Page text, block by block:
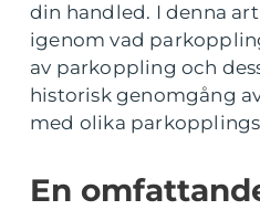
din handled. I denna
igenom vad
av parkoppling och
historisk genomgång
med olika
En